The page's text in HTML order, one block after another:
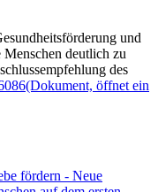
und
deutlich zu
des
(Dokument, öffnet ein
fördern - Neue